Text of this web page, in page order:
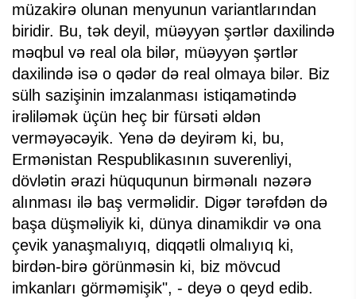
müzakirə olunan menyunun variantlarından
biridir. Bu, tək deyil, müəyyən şərtlər daxilində
məqbul və real ola bilər, müəyyən şərtlər
daxilində isə o qədər də real olmaya bilər. Biz
sülh sazişinin imzalanması istiqamətində
irəliləmək üçün heç bir fürsəti əldən
verməyəcəyik. Yenə də deyirəm ki, bu,
Ermənistan Respublikasının suverenliyi,
dövlətin ərazi hüququnun birmənalı nəzərə
alınması ilə baş verməlidir. Digər tərəfdən də
başa düşməliyik ki, dünya dinamikdir və ona
çevik yanaşmalıyıq, diqqətli olmalıyıq ki,
birdən-birə görünməsin ki, biz mövcud
imkanları görməmişik", - deyə o qeyd edib.